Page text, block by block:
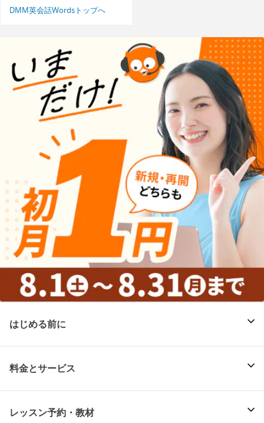
DMM英会話Wordsトップへ
はじめる前に
料金とサービス
レッスン予約・教材